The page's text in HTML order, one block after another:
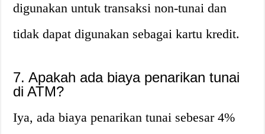
digunakan untuk transaksi non-tunai dan
tidak dapat digunakan sebagai kartu kredit.
7. Apakah ada biaya penarikan tunai
di ATM?
Iya, ada biaya penarikan tunai sebesar 4%